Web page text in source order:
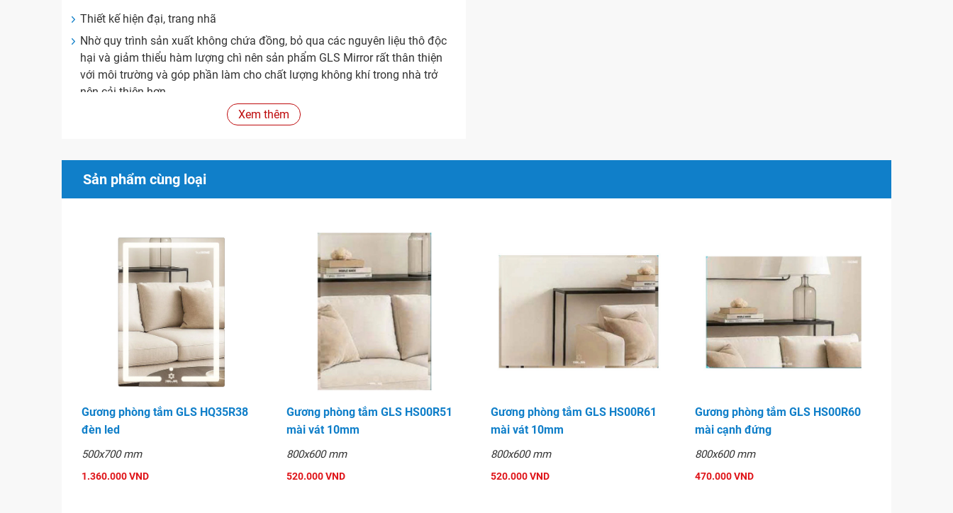
Thiết kế hiện đại, trang nhã
Nhờ quy trình sản xuất không chứa đồng, bỏ qua các nguyên liệu thô độc
hại và giảm thiểu hàm lượng chì nên sản phẩm GLS Mirror rất thân thiện
với môi trường và góp phần làm cho chất lượng không khí trong nhà trở
nên cải thiện hơn.
và giá trị người dùng đồng thời được tôn vinh lên hàng đầu.
Dễ dàng lắp đặt và sử dụng
Gương phòng tắm giúp thu hút ánh sáng cho phòng tắm của bạn, tạo không
gian riêng thật phong cách cho người sử dụng, ngoài ra gương còn là 1 thiết
bị trang trí tuyệt vời giúp che đi những vết hỏng, bẩn trên tường nhà tắm!
Hình ảnh
Xem thêm
Sản phẩm cùng loại
Gương phòng tắm GLS HQ35R38
đèn led
500x700 mm
1.360.000 VND
Gương phòng tắm GLS HS00R51
mài vát 10mm
800x600 mm
520.000 VND
Gương phòng tắm GLS HS00R61
mài vát 10mm
800x600 mm
520.000 VND
Gương phòng tắm GLS HS00R60
mài cạnh đứng
800x600 mm
470.000 VND